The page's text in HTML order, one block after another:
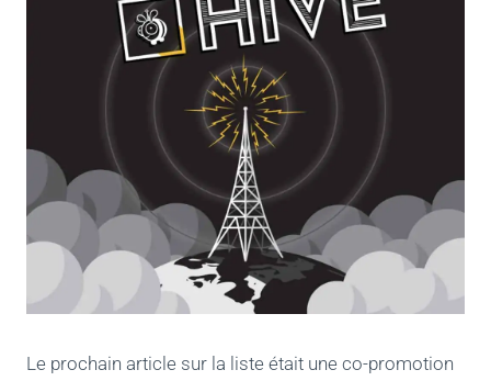
Le prochain article sur la liste était une co-promotion